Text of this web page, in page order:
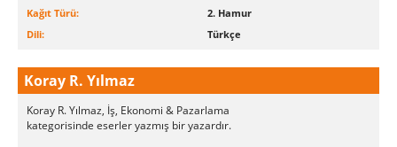
Kağıt Türü:
2. Hamur
Dili:
Türkçe
Koray R. Yılmaz
Koray R. Yılmaz, İş, Ekonomi & Pazarlama
kategorisinde eserler yazmış bir yazardır.